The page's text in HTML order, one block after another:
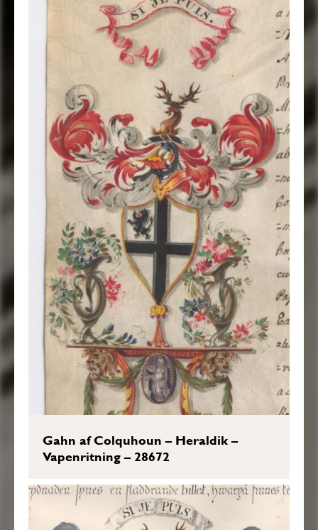
Gahn af Colquhoun – Heraldik –
Vapenritning – 28672